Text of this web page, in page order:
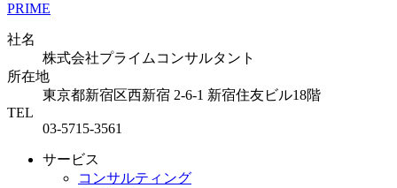
PRIME
社名
株式会社プライムコンサルタント
所在地
東京都新宿区西新宿 2-6-1 新宿住友ビル18階
TEL
03-5715-3561
サービス
コンサルティング